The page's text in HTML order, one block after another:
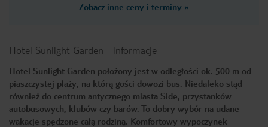
Zobacz inne ceny i terminy »
Hotel Sunlight Garden - informacje
Hotel Sunlight Garden położony jest w odległości ok. 500 m od
piaszczystej plaży, na którą gości dowozi bus. Niedaleko stąd
również do centrum antycznego miasta Side, przystanków
autobusowych, klubów czy barów. To dobry wybór na udane
wakacje spędzone całą rodziną. Komfortowy wypoczynek